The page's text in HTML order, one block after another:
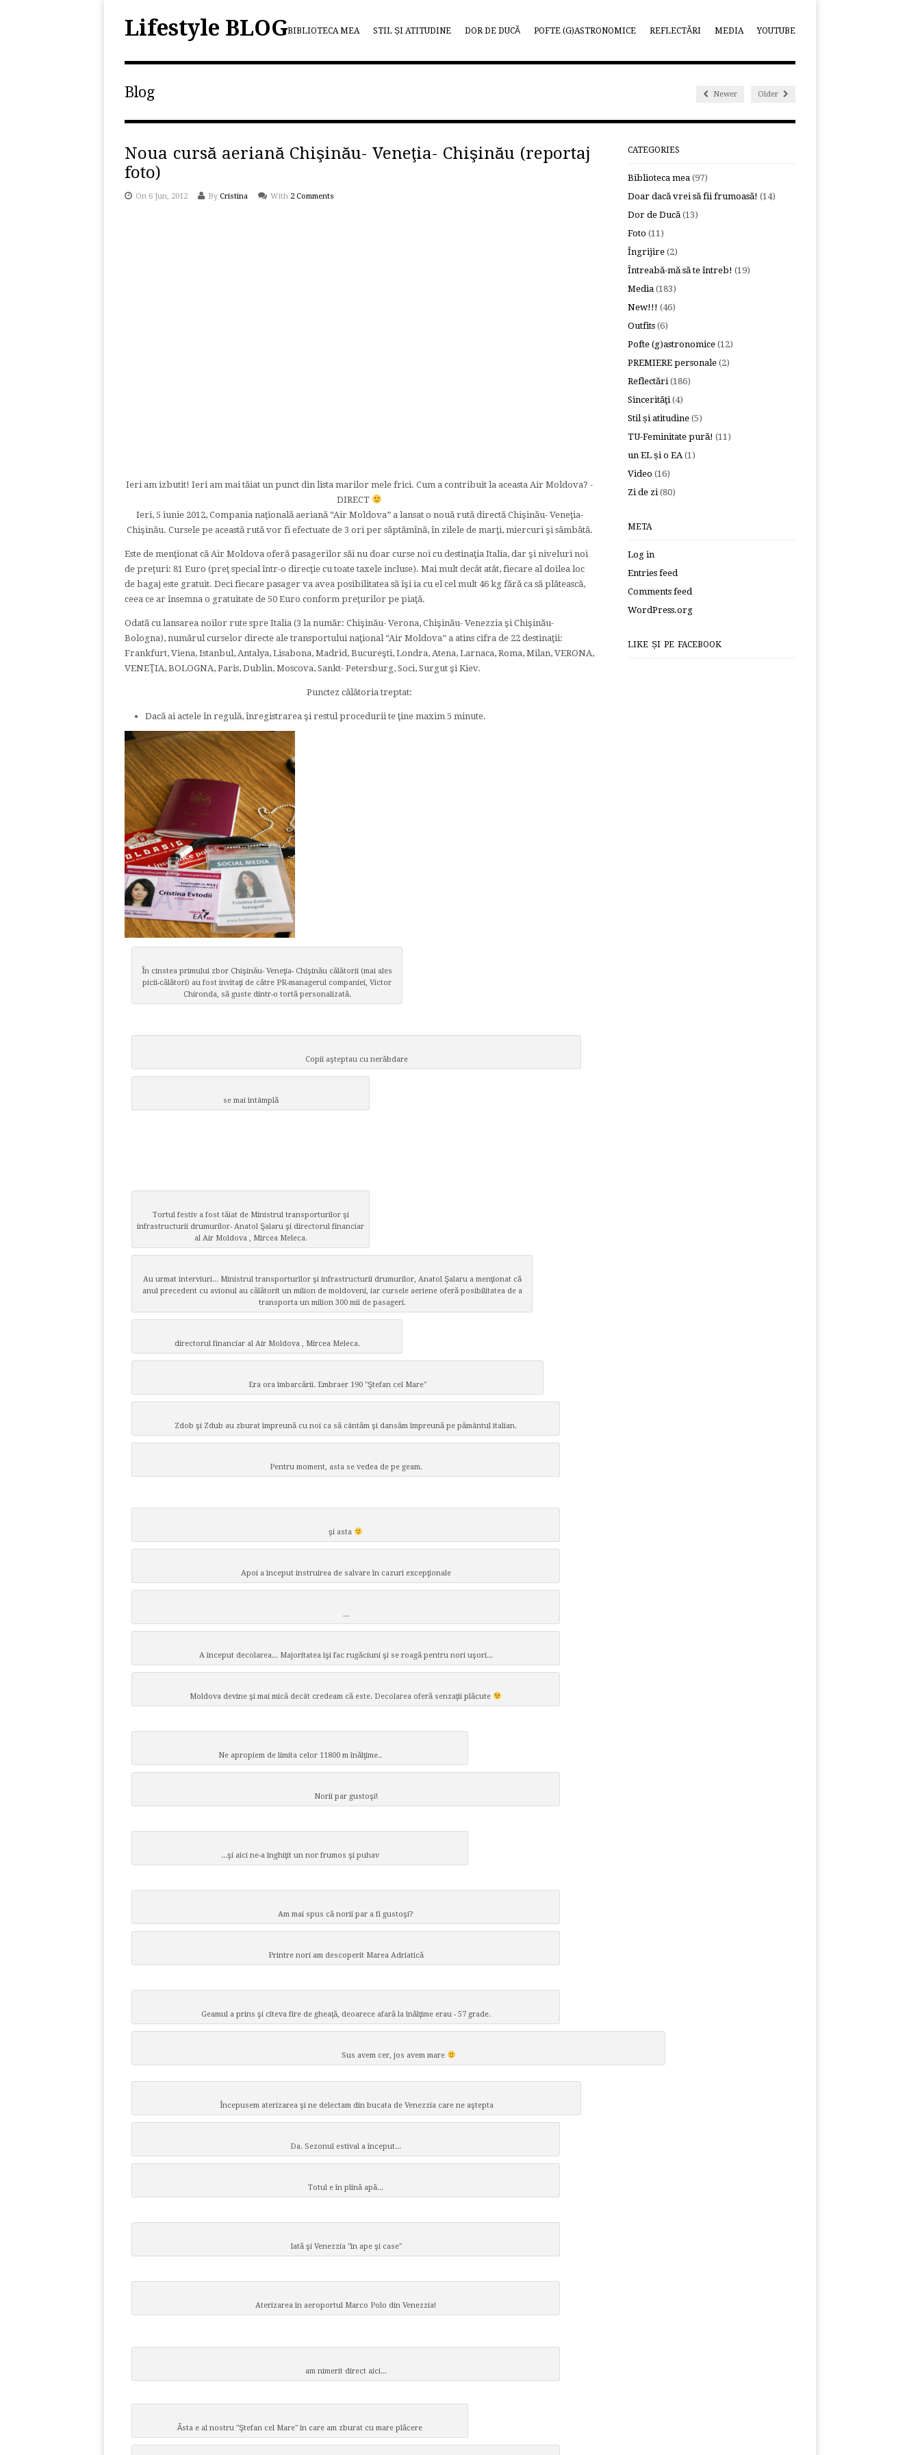
BIBLIOTECA MEA STIL ȘI ATITUDINE DOR DE DUCĂ POFTE (G)ASTRONOMICE REFLECTĂRI MEDIA YOUTUBE
Lifestyle BLOG
Blog Newer Older
Noua cursă aeriană Chişinău- Veneţia- Chişinău (reportaj
foto)
On 6 Jun, 2012 By Cristina With 2 Comments
Ieri am izbutit! Ieri am mai tăiat un punct din lista marilor mele frici. Cum a contribuit la aceasta Air Moldova? -
DIRECT
Ieri, 5 iunie 2012, Compania naţională aeriană “Air Moldova” a lansat o nouă rută directă Chişinău- Veneţia-
Chişinău. Cursele pe această rută vor fi efectuate de 3 ori per săptămînă, în zilele de marţi, miercuri şi sâmbătă.
Este de menţionat că Air Moldova oferă pasagerilor săi nu doar curse noi cu destinaţia Italia, dar şi niveluri noi
de preţuri: 81 Euro (preţ special într-o direcţie cu toate taxele incluse). Mai mult decât atât, fiecare al doilea loc
de bagaj este gratuit. Deci fiecare pasager va avea posibilitatea să îşi ia cu el cel mult 46 kg fără ca să plătească,
ceea ce ar însemna o gratuitate de 50 Euro conform preţurilor pe piaţă.
Odată cu lansarea noilor rute spre Italia (3 la număr: Chişinău- Verona, Chişinău- Venezzia şi Chişinău-
Bologna), numărul curselor directe ale transportului naţional “Air Moldova” a atins cifra de 22 destinaţii:
Frankfurt, Viena, Istanbul, Antalya, Lisabona, Madrid, Bucureşti, Londra, Atena, Larnaca, Roma, Milan, VERONA,
VENEŢIA, BOLOGNA, Paris, Dublin, Moscova, Sankt- Petersburg, Soci, Surgut şi Kiev.
Punctez călătoria treptat:
Dacă ai actele în regulă, înregistrarea şi restul procedurii te ţine maxim 5 minute.
În cinstea primului zbor Chişinău- Veneţia- Chişinău călătorii (mai ales
picii-călători) au fost invitaţi de către PR-managerul companiei, Victor
Chironda, să guste dintr-o tortă personalizată.
Copii aşteptau cu nerăbdare
se mai întâmplă
Tortul festiv a fost tăiat de Ministrul transporturilor şi
infrastructurii drumurilor- Anatol Şalaru şi directorul financiar
al Air Moldova , Mircea Meleca.
Au urmat interviuri... Ministrul transporturilor şi infrastructurii drumurilor, Anatol Şalaru a menţionat că
anul precedent cu avionul au călătorit un milion de moldoveni, iar cursele aeriene oferă posibilitatea de a
transporta un milion 300 mii de pasageri.
directorul financiar al Air Moldova , Mircea Meleca.
Era ora îmbarcării. Embraer 190 "Ştefan cel Mare"
Zdob şi Zdub au zburat împreună cu noi ca să cântăm şi dansăm împreună pe pământul italian.
Pentru moment, asta se vedea de pe geam.
şi asta
Apoi a început instruirea de salvare în cazuri excepţionale
...
A început decolarea... Majoritatea îşi fac rugăciuni şi se roagă pentru nori uşori...
Moldova devine şi mai mică decât credeam că este. Decolarea oferă senzaţii plăcute
Ne apropiem de limita celor 11800 m înălţime..
Norii par gustoşi!
...şi aici ne-a înghiţit un nor frumos şi puhav
Am mai spus că norii par a fi gustoşi?
Printre nori am descoperit Marea Adriatică
Geamul a prins şi cîteva fire de gheaţă, deoarece afară la înălţime erau - 57 grade.
Sus avem cer, jos avem mare
Începusem aterizarea şi ne delectam din bucata de Venezzia care ne aştepta
Da. Sezonul estival a început...
Totul e în plină apă...
Iată şi Venezzia "în ape şi case"
Aterizarea în aeroportul Marco Polo din Venezzia!
am nimerit direct aici...
Ăsta e al nostru "Ştefan cel Mare" în care am zburat cu mare plăcere
CATEGORIES
Biblioteca mea (97)
Doar dacă vrei să fii frumoasă! (14)
Dor de Ducă(13)
Foto (11)
Îngrijire (2)
Întreabă-mă să te întreb! (19)
Media (183)
New!!! (46)
Outfits (6)
Pofte (g)astronomice (12)
PREMIERE personale (2)
Reflectări(186)
Sincerităţi(4)
Stil și atitudine (5)
TU-Feminitate pură! (11)
un EL și o EA(1)
Video (16)
Zi de zi(80)
META
Log in
Entries feed
Comments feed
WordPress.org
LIKE ȘI PE FACEBOOK